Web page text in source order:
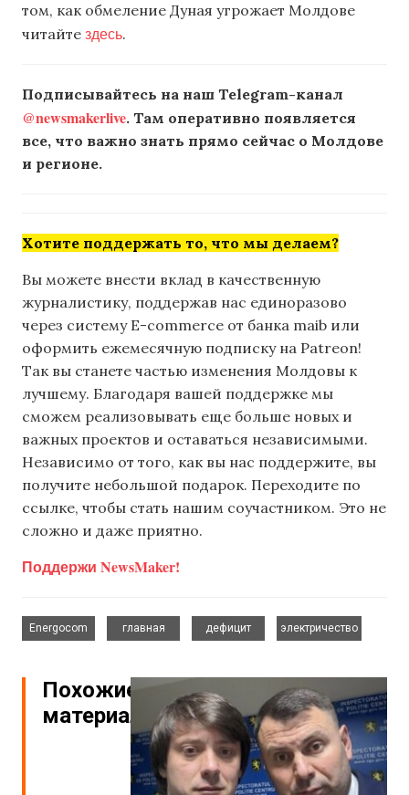
том, как обмеление Дуная угрожает Молдове
читайте здесь.
Подписывайтесь на наш Telegram-канал
@newsmakerlive. Там оперативно появляется
все, что важно знать прямо сейчас о Молдове
и регионе.
Хотите поддержать то, что мы делаем?
Вы можете внести вклад в качественную
журналистику, поддержав нас единоразово
через систему E-commerce от банка maib или
оформить ежемесячную подписку на Patreon!
Так вы станете частью изменения Молдовы к
лучшему. Благодаря вашей поддержке мы
сможем реализовывать еще больше новых и
важных проектов и оставаться независимыми.
Независимо от того, как вы нас поддержите, вы
получите небольшой подарок. Переходите по
ссылке, чтобы стать нашим соучастником. Это не
сложно и даже приятно.
Поддержи NewsMaker!
Energocom
главная
дефицит
электричество
Похожие
материалы